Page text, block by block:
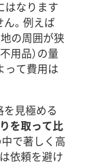
はなります
。例えば
地の周囲が狭
用品）の量
って費用は
見極める
を取って比
で著しく高
依頼を避け